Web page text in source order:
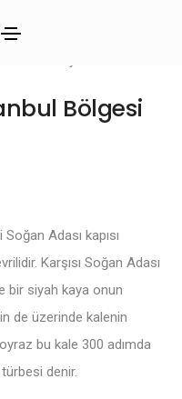
Bölgesi
Adası kapısı
Karşısı Soğan Adası
bir siyah kaya onun
de üzerinde kalenin
bu kale 300 adımda
denir.